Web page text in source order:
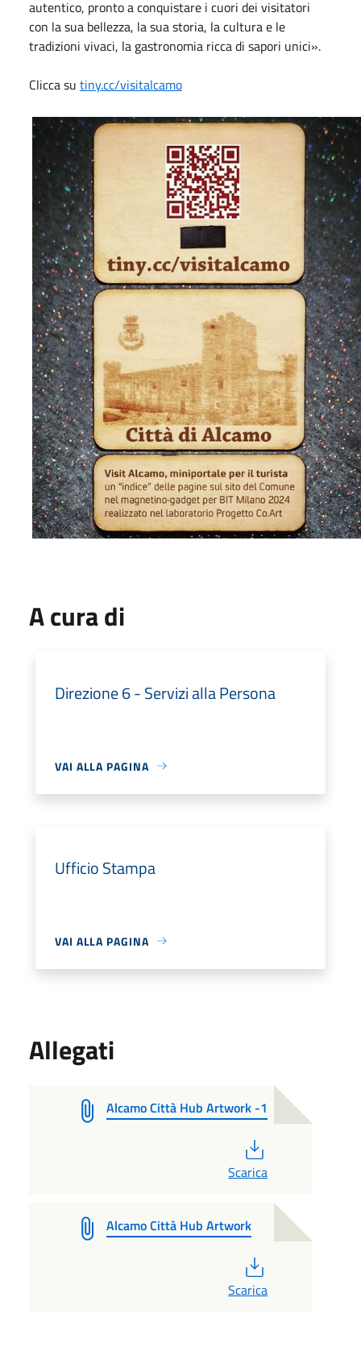
autentico, pronto a conquistare i cuori dei visitatori
con la sua bellezza, la sua storia, la cultura e le
tradizioni vivaci, la gastronomia ricca di sapori unici».
Clicca su tiny.cc/visitalcamo
A cura di
Direzione 6 - Servizi alla Persona
VAI ALLA PAGINA
Ufficio Stampa
VAI ALLA PAGINA
Allegati
Alcamo Città Hub Artwork -1
Scarica
Alcamo Città Hub Artwork
Scarica